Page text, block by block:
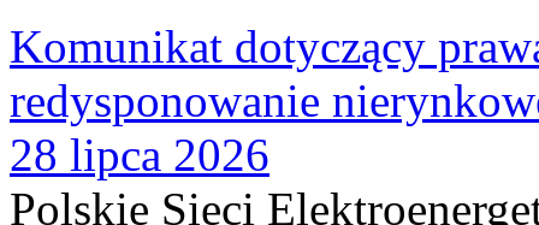
Komunikat dotyczący
redysponowanie
28 lipca 2026
Polskie Sieci